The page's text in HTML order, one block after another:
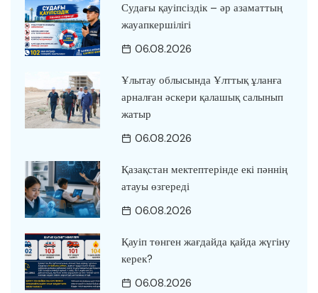
Судағы қауіпсіздік – әр азаматтың
жауапкершілігі
06.08.2026
Ұлытау облысында Ұлттық ұланға
арналған әскери қалашық салынып
жатыр
06.08.2026
Қазақстан мектептерінде екі пәннің
атауы өзгереді
06.08.2026
Қауіп төнген жағдайда қайда жүгіну
керек?
06.08.2026